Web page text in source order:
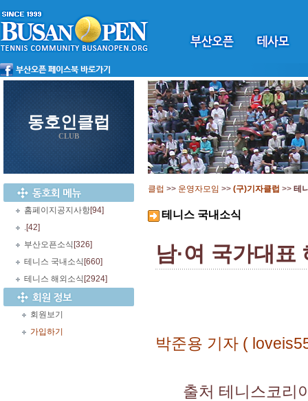
동호인클럽
CLUB
홈페이지공지사항[94]
.[42]
부산오픈소식 [326]
테니스 국내소식 [660]
테니스 해외소식 [2924]
회원보기
가입하기
클럽 >> 운영자모임 >> (구)기자클럽 >> 테
테니스 국내소식
남·여 국가대
박준용 기자 (
출처 테니스코리